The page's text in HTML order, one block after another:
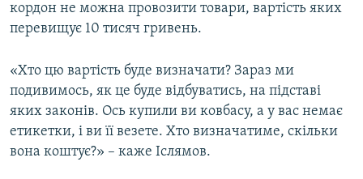
кордон не можна провозити товари, вартість яких
перевищує 10 тисяч гривень.
«Хто цю вартість буде визначати? Зараз ми
подивимось, як це буде відбуватись, на підставі
яких законів. Ось купили ви ковбасу, а у вас немає
етикетки, і ви її везете. Хто визначатиме, скільки
вона коштує?» – каже Іслямов.